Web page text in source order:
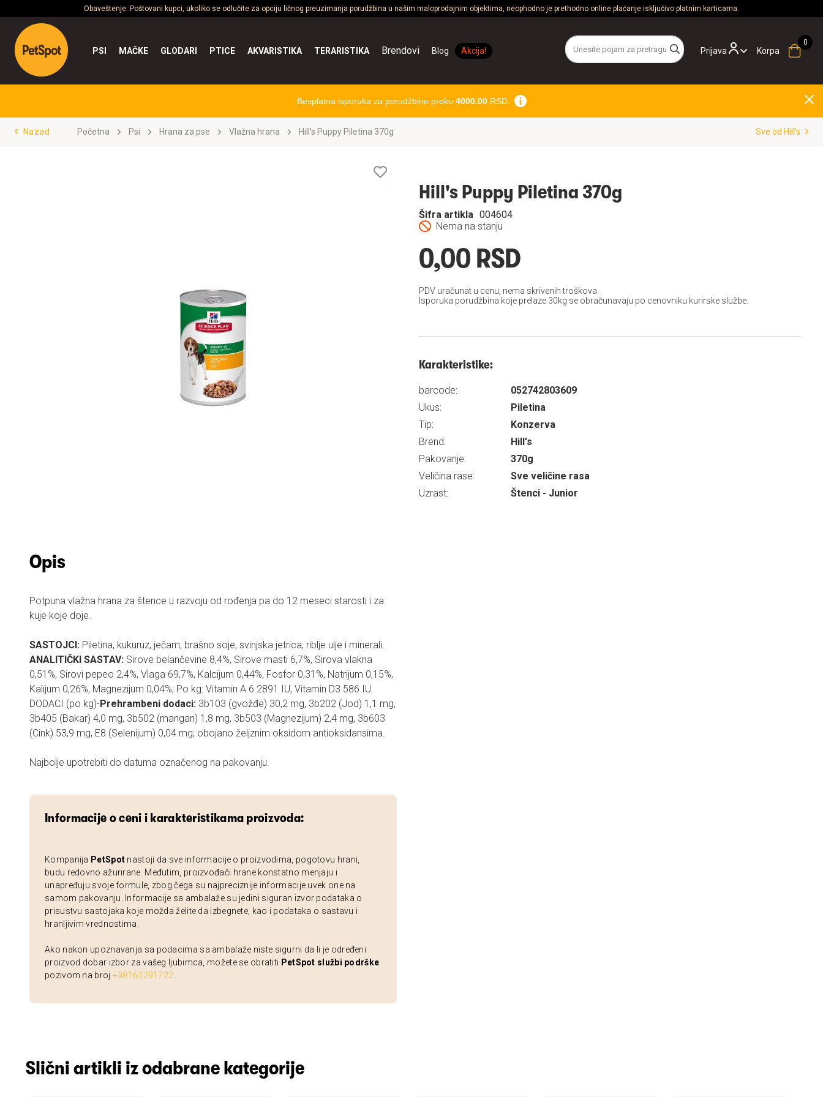
Obaveštenje: Poštovani kupci, ukoliko se odlučite za opciju ličnog preuzimanja porudžbina u našim maloprodajnim objektima, neophodno je prethodno online plaćanje isključivo platnim karticama.
Prijava
PSI MAČKE GLODARI PTICE AKVARISTIKA TERARISTIKA Brendovi Blog Akcija! Korpa
Besplatna isporuka za porudžbine preko 4000.00RSD.
Nazad Početna Psi Hrana za pse Vlažna hrana Hill's Puppy Piletina 370g Sve od Hill's
Opis
Potpuna vlažna hrana za štence u razvoju od rođenja pa do 12 meseci starosti i za
kuje koje doje.
SASTOJCI: Piletina, kukuruz, ječam, brašno soje, svinjska jetrica, riblje ulje i minerali.
ANALITIČKI SASTAV: Sirove belančevine 8,4%, Sirove masti 6,7%, Sirova vlakna
0,51%, Sirovi pepeo 2,4%, Vlaga 69,7%, Kalcijum 0,44%, Fosfor 0,31%, Natrijum 0,15%,
Kalijum 0,26%, Magnezijum 0,04%; Po kg: Vitamin A 6 2891 IU, Vitamin D3 586 IU.
DODACI (po kg)-Prehrambeni dodaci: 3b103 (gvožđe) 30,2 mg, 3b202 (Jod) 1,1 mg,
3b405 (Bakar) 4,0 mg, 3b502 (mangan) 1,8 mg, 3b503 (Magnezijum) 2,4 mg, 3b603
(Cink) 53,9 mg, E8 (Selenijum) 0,04 mg; obojano željznim oksidom antioksidansima.
Najbolje upotrebiti do datuma označenog na pakovanju.
Informacije o ceni i karakteristikama proizvoda:
Kompanija PetSpot nastoji da sve informacije o proizvodima, pogotovu hrani,
budu redovno ažurirane. Međutim, proizvođači hrane konstatno menjaju i
unapređuju svoje formule, zbog čega su najpreciznije informacije uvek one na
samom pakovanju. Informacije sa ambalaže su jedini siguran izvor podataka o
prisustvu sastojaka koje možda želite da izbegnete, kao i podataka o sastavu i
hranljivim vrednostima.
Ako nakon upoznavanja sa podacima sa ambalaže niste sigurni da li je određeni
proizvod dobar izbor za vašeg ljubimca, možete se obratiti PetSpot službi podrške
pozivom na broj +38163291722
želja
Hill's Puppy Piletina 370g
Nema na stanju
Šifra artikla 004604
0,00 RSD
PDV uračunat u cenu, nema skrivenih troškova.
Isporuka porudžbina koje prelaze 30kg se obračunavaju po cenovniku kurirske službe.
Karakteristike:
barcode:
052742803609
Ukus:
Piletina
Tip:
Konzerva
Brend:
Hill's
Pakovanje:
370g
Veličina rase:
Sve veličine rasa
Uzrast:
Štenci - Junior
Slični artikli iz odabrane kategorije